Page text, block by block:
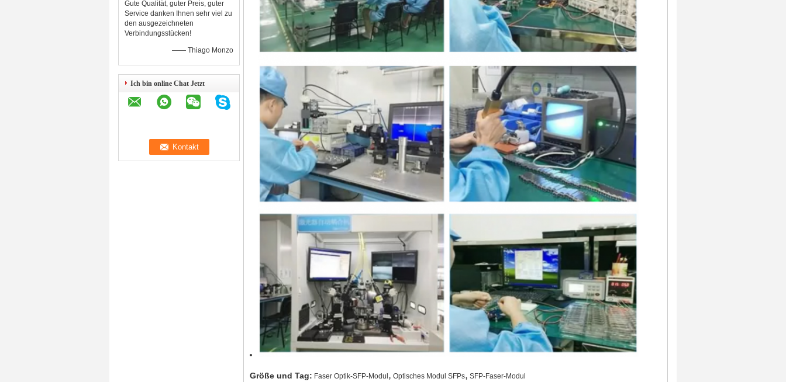
Gute Qualität, guter Preis, guter
Service danken Ihnen sehr viel zu
den ausgezeichneten
Verbindungsstücken!
—— Thiago Monzo
Ich bin online Chat Jetzt
Größe und Tag: Faser Optik-SFP-Modul, Optisches Modul SFPs, SFP-Faser-Modul